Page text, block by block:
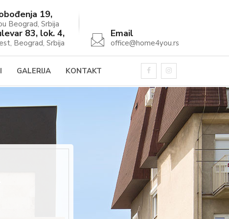
19,
Beograd, Srbija
83, lok. 4,
Beograd, Srbija
Email
office@home4you.rs
GALERIJA KONTAKT